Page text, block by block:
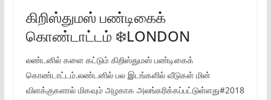
கிறிஸ்துமஸ் பண்டிகைக்
கொண்டாட்டம் ❄️LONDON
லண்டனில் களை கட்டும் கிறிஸ்துமஸ் பண்டிகைக்
கொண்டாட்டம்.லண்டனில் பல இடங்களில் வீடுகள் மின்
விளக்குகளால் மிகவும் அழகாக அலங்கரிக்கப்பட்டுள்ளது#2018